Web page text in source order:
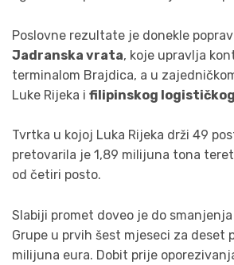
Poslovne rezultate je donekle
Jadranska vrata, koje upravlja
terminalom Brajdica, a u
Luke Rijeka i filipinskog logističkog
Tvrtka u kojoj Luka Rijeka drži 49
pretovarila je 1,89 milijuna tona
od četiri posto.
Slabiji promet doveo je do
Grupe u prvih šest mjeseci za deset
milijuna eura. Dobit prije